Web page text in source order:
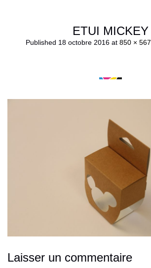
ETUI MICKEY
Published 18 octobre 2016at 850 × 567
Laisser un commentaire